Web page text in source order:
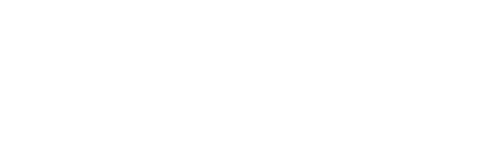
12 лет в качестве:
интенсивности) при:
стоматологических вмешательств;